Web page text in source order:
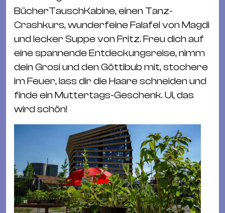
BücherTauschKabine, einen Tanz-
Crashkurs, wunderfeine Falafel von Magdi
und lecker Suppe von Fritz. Freu dich auf
eine spannende Entdeckungsreise, nimm
dein Grosi und den Göttibub mit, stochere
im Feuer, lass dir die Haare schneiden und
finde ein Muttertags-Geschenk. Ui, das
wird schön!